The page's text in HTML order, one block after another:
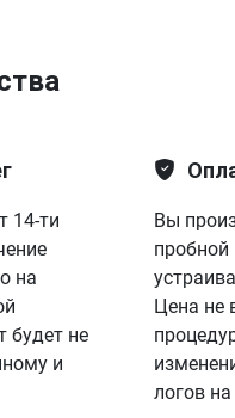
14-ти
на
будет не
и
Вы
пробной
Цена не
логов